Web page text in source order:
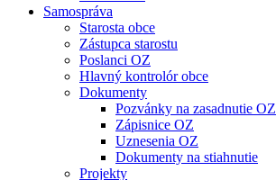
Samospráva
Starosta obce
Zástupca starostu
Poslanci OZ
Hlavný kontrolór obce
Dokumenty
Pozvánky na zasadnutie OZ
Zápisnice OZ
Uznesenia OZ
Dokumenty na stiahnutie
Projekty